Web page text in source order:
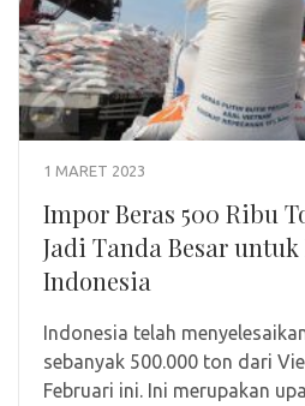
1 MARET 2023
Impor Beras 500 Ribu
Jadi Tanda Besar
Indonesia
Indonesia telah
sebanyak 500.000 ton dari
Februari ini. Ini merupakan